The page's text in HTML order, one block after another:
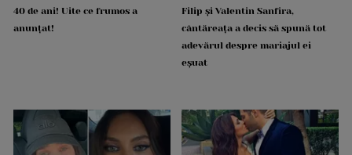
40 de ani! Uite ce frumos a
anunțat!
Filip și Valentin Sanfira,
cântăreața a decis să spună tot
adevărul despre mariajul ei
eșuat